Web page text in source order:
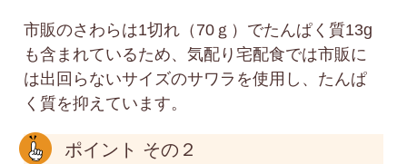
市販のさわらは1切れ（70ｇ）でたんぱく質13g
も含まれているため、気配り宅配食では市販に
は出回らないサイズのサワラを使用し、たんぱ
く質を抑えています。
ポイント その２